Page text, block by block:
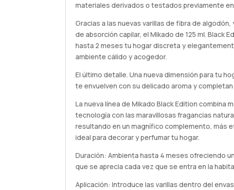
materiales derivados o testados previamente en
Gracias a las nuevas varillas de fibra de algodón,
de absorción capilar, el Mikado de 125 ml. Black
hasta 2 meses tu hogar discreta y
ambiente cálido y acogedor.
El último detalle. Una nueva dimensión para tu
te envuelven con su delicado aroma y
La nueva línea de Mikado Black Edition combina
tecnología con las maravillosas fragancias
resultando en un magnífico complemento, más
ideal para decorar y perfumar tu hogar.
Duración: Ambienta hasta 4 meses ofreciendo
que se aprecia cada vez que se entra en la
Aplicación: Introduce las varillas dentro del